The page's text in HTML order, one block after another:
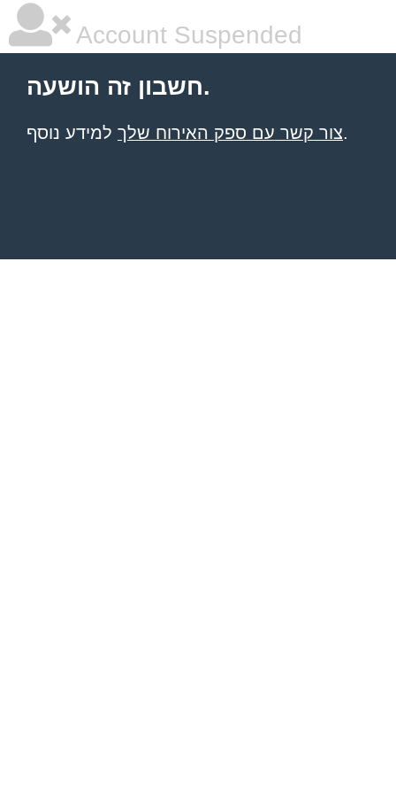
Account Suspended
חשבון זה הושעה.
צור קשר עם ספק האירוח שלךלמידע נוסף.